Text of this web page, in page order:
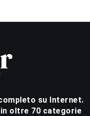
su Internet.
oltre 70 categorie